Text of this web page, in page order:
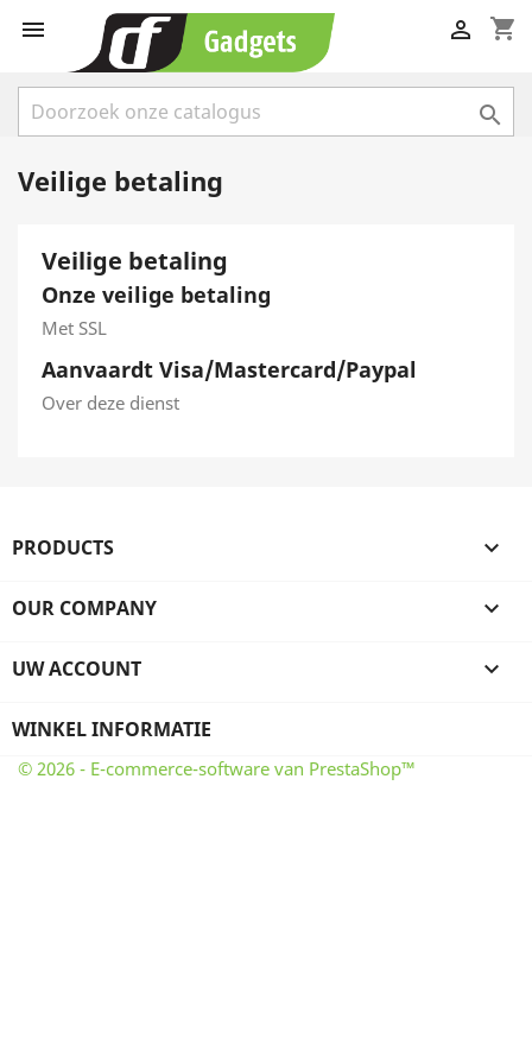
 shopping_cart


Veilige betaling
Veilige betaling
Onze veilige betaling
Met SSL
Aanvaardt Visa/Mastercard/Paypal
Over deze dienst
PRODUCTS 
OUR COMPANY 
UW ACCOUNT 
WINKEL INFORMATIE
© 2026 - E-commerce-software van PrestaShop™